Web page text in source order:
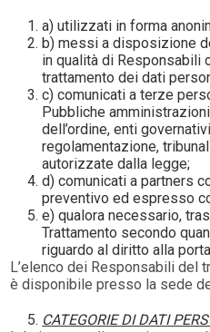
a) utilizzati in forma
b) messi a disposizione
in qualità di Responsabili
trattamento dei dati
c) comunicati a terze
Pubbliche
dell’ordine, enti
regolamentazione,
autorizzate dalla legge;
d) comunicati a partners
preventivo ed espresso
e) qualora necessario,
Trattamento secondo
riguardo al diritto alla
L’elenco dei Responsabili del
è disponibile presso la sede
CATEGORIE DI DATI